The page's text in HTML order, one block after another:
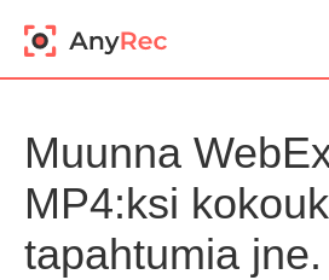
Muunna
MP4:ksi
tapahtumia